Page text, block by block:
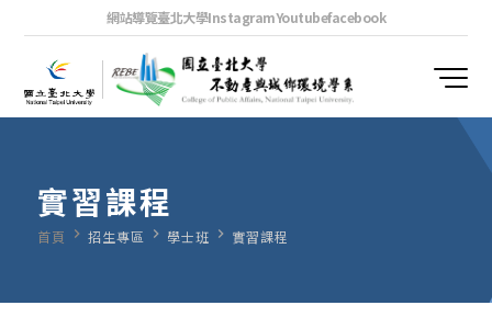
網站導覽臺北大學InstagramYoutubefacebook
實習課程
首頁 navigate_next 招生專區 navigate_next 學士班 navigate_next 實習課程